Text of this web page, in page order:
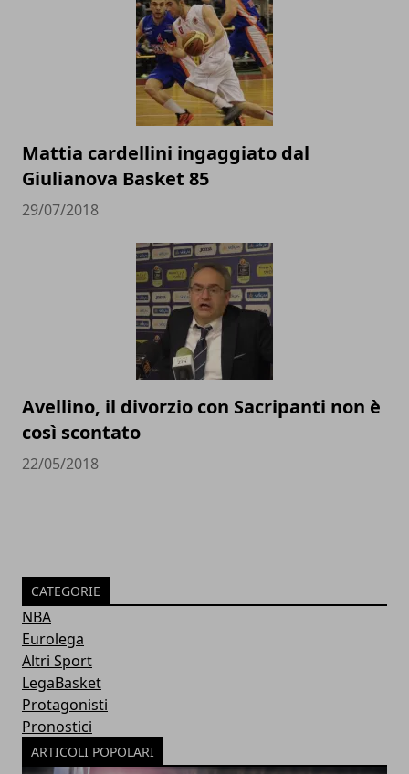
Mattia cardellini ingaggiato dal
Giulianova Basket 85
29/07/2018
Avellino, il divorzio con Sacripanti non è
così scontato
22/05/2018
CATEGORIE
NBA
Eurolega
Altri Sport
LegaBasket
Protagonisti
Pronostici
ARTICOLI POPOLARI